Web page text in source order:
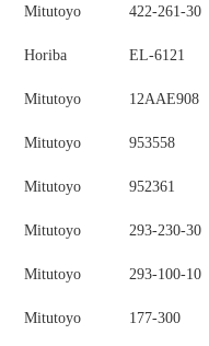
Mitutoyo 422-261-30
Horiba EL-6121
Mitutoyo 12AAE908
Mitutoyo 953558
Mitutoyo 952361
Mitutoyo 293-230-30
Mitutoyo 293-100-10
Mitutoyo 177-300